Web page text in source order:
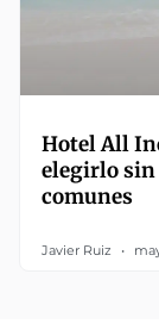
Hotel All
elegirlo sin
comunes
Javier Ruiz